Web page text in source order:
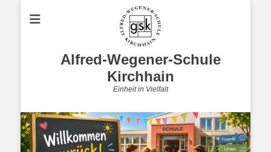
Alfred-Wegener-Schule
Kirchhain
Einheit in Vielfalt